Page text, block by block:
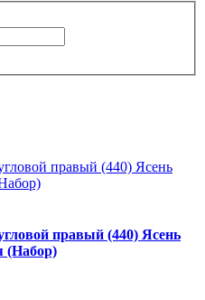
правый (440) Ясень
(Набор)